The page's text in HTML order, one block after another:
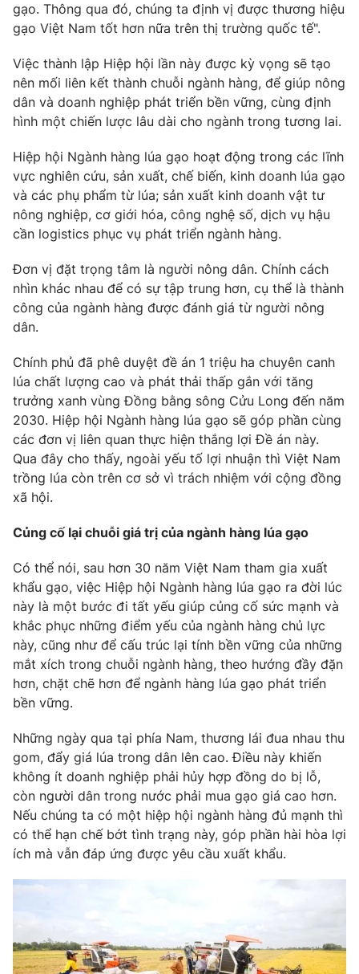
Theo dõi báo trên
Cơ quan chủ quản:Đài Truyền hình Việt Nam
Cơ quan báo chí:Thời báo VTV
Giấy phép hoạt động báo in và báo điện tử số 483/GP-BTTTT
cấp ngày 29/12/2023
Tổng Biên tập:
Vũ Thanh Thủy
Phó Tổng Biên tập:Nguyễn Thị Mỹ Hạnh, Phạm Quốc Thắng,
Nguyễn Trọng Ninh
Tổng đài VTV:
024.38 355 931 - 024.38 355 932
Ðiện thoại Thời báo VTV: 024.66 897 897
Liên hệ quảng cáo: 024-7300.7108
® Cấm sao chép dưới mọi hình thức nếu không có sự chấp
thông tin từ website này.
gạo. Thông qua đó, chúng ta định vị được thương hiệu
gạo Việt Nam tốt hơn nữa trên thị trường quốc tế".
Việc thành lập Hiệp hội lần này được kỳ vọng sẽ tạo
nên mối liên kết thành chuỗi ngành hàng, để giúp nông
dân và doanh nghiệp phát triển bền vững, cùng định
hình một chiến lược lâu dài cho ngành trong tương lai.
Hiệp hội Ngành hàng lúa gạo hoạt động trong các lĩnh
vực nghiên cứu, sản xuất, chế biến, kinh doanh lúa gạo
và các phụ phẩm từ lúa; sản xuất kinh doanh vật tư
nông nghiệp, cơ giới hóa, công nghệ số, dịch vụ hậu
cần logistics phục vụ phát triển ngành hàng.
Đơn vị đặt trọng tâm là người nông dân. Chính cách
nhìn khác nhau để có sự tập trung hơn, cụ thể là thành
công của ngành hàng được đánh giá từ người nông
dân.
Chính phủ đã phê duyệt đề án 1 triệu ha chuyên canh
lúa chất lượng cao và phát thải thấp gắn với tăng
trưởng xanh vùng Đồng bằng sông Cửu Long đến năm
2030. Hiệp hội Ngành hàng lúa gạo sẽ góp phần cùng
các đơn vị liên quan thực hiện thắng lợi Đề án này.
Qua đây cho thấy, ngoài yếu tố lợi nhuận thì Việt Nam
trồng lúa còn trên cơ sở vì trách nhiệm với cộng đồng
xã hội.
Củng cố lại chuỗi giá trị của ngành hàng lúa gạo
Có thể nói, sau hơn 30 năm Việt Nam tham gia xuất
khẩu gạo, việc Hiệp hội Ngành hàng lúa gạo ra đời lúc
này là một bước đi tất yếu giúp củng cố sức mạnh và
khắc phục những điểm yếu của ngành hàng chủ lực
này, cũng như để cấu trúc lại tính bền vững của những
mắt xích trong chuỗi ngành hàng, theo hướng đầy đặn
hơn, chặt chẽ hơn để ngành hàng lúa gạo phát triển
bền vững.
Những ngày qua tại phía Nam, thương lái đua nhau thu
gom, đẩy giá lúa trong dân lên cao. Điều này khiến
không ít doanh nghiệp phải hủy hợp đồng do bị lỗ,
còn người dân trong nước phải mua gạo giá cao hơn.
Nếu chúng ta có một hiệp hội ngành hàng đủ mạnh thì
có thể hạn chế bớt tình trạng này, góp phần hài hòa lợi
ích mà vẫn đáp ứng được yêu cầu xuất khẩu.